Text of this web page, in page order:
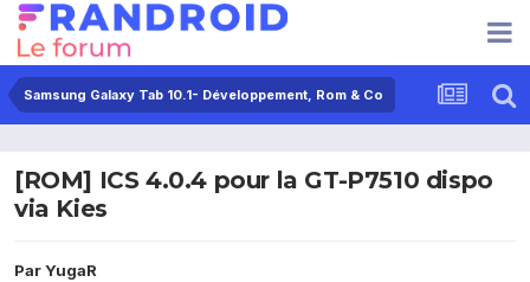
Samsung Galaxy Tab 10.1- Développement, Rom & Co
[ROM] ICS 4.0.4 pour la GT-P7510 dispo
via Kies
ParYugaR